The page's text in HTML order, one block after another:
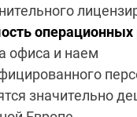
операционных
офиса и наем
значительно